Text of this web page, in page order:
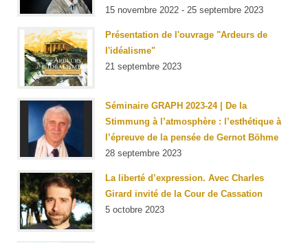
15 novembre 2022 - 25 septembre 2023
Présentation de l'ouvrage "Ardeurs de
l'idéalisme"
21 septembre 2023
Séminaire GRAPH 2023-24 | De la
Stimmung à l’atmosphère : l’esthétique à
l’épreuve de la pensée de Gernot Böhme
28 septembre 2023
La liberté d’expression. Avec Charles
Girard invité de la Cour de Cassation
5 octobre 2023